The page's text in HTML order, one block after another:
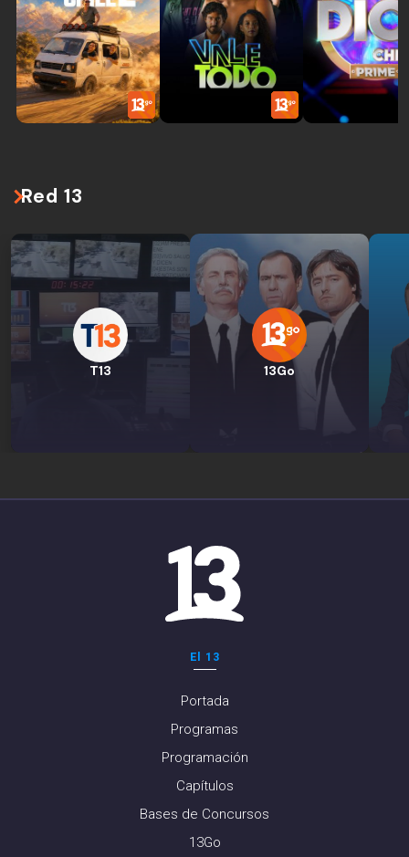
Red 13
T13 13Go
El 13
Portada
Programas
Programación
Capítulos
Bases de Concursos
13Go